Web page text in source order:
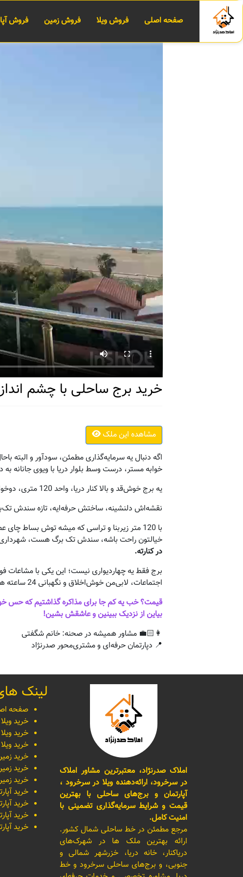
صفحه اصلی فروش ویلا فروش زمین فروش
خرید برج ساحلی با چشم انداز
مشاهده این ملک
اگه دنبال یه سرمایه‌گذاری مطمئن، سودآور و البته
خوابه مستر، درست وسط بلوار دریا با ویوی جانانه به
یه برج خوش‌قد و بالا کنار دریا، واحد 120 متری، دوخوابه مستر، تراسش اون‌قدر با صفاست که می‌تونی هم قهوه‌تو بخوری، هم دریا رو دید بزنی! 🌊☕
نقشه‌اش دلنشینه، ساختش حرفه‌ایه، تازه سندش
با 120 متر زیربنا و تراسی که میشه توش
خیالتون راحت باشه، سندش تک برگ هست، شهرداری
در کنارته.
برج فقط یه چهاردیواری نیست؛ این یکی با
اجتماعات، لابی‌من خوش‌اخلاق و نگهبانی 24 ساعته هم روش! خلاصه یه سبک زندگی لوکس تو دل دریا!
قیمت؟ خب یه کم جا برای مذاکره گذاشتیم که حس
بیاین از نزدیک ببینین و عاشقش بشین!
👩🏻‍💼 مشاور همیشه در صحنه: خانم شگفتی
📍 دپارتمان حرفه‌ای و مشتری‌محور صدرنژاد
املاک صدرنژاد، معتبرترین مشاور املاک
در سرخرود، ارائه‌دهنده ویلا در سرخرود ،
آپارتمان و برج‌های ساحلی با بهترین
قیمت و شرایط سرمایه‌گذاری تضمینی با
امنیت کامل.
مرجع مطمئن در خط ساحلی شمال کشور.
ارائه بهترین ملک ها در شهرک‌های
دریاکنار، خانه دریا، خزرشهر شمالی و
جنوبی، و برج‌های ساحلی سرخرود و خط
لینک
صفحه
خرید
خرید
خرید
خرید
خرید
خرید
خرید
خرید
خرید
خرید